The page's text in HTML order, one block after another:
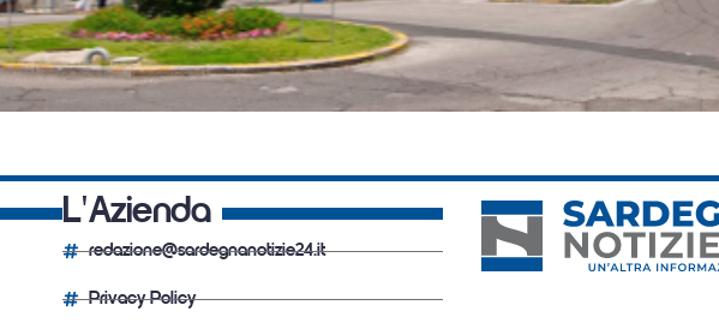
L'Azienda
redazione@sardegnanotizie24.it
Privacy Policy